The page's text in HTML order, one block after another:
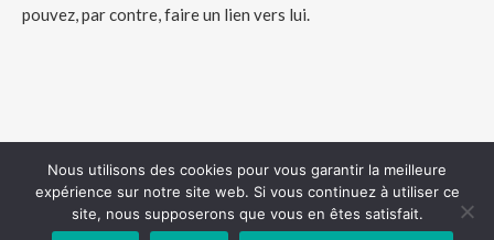
pouvez, par contre, faire un lien vers lui.
COPYRIGHT 2026 - HUMEURSCREATIVES
Nous utilisons des cookies pour vous garantir la meilleure
expérience sur notre site web. Si vous continuez à utiliser ce
site, nous supposerons que vous en êtes satisfait.